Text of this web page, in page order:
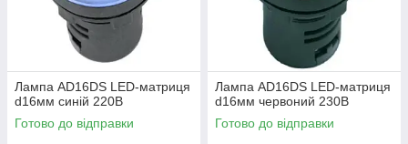
Лампа AD16DS LED-матриця
d16мм синій 220В
Готово до відправки
Лампа AD16DS LED-матриця
d16мм червоний 230В
Готово до відправки